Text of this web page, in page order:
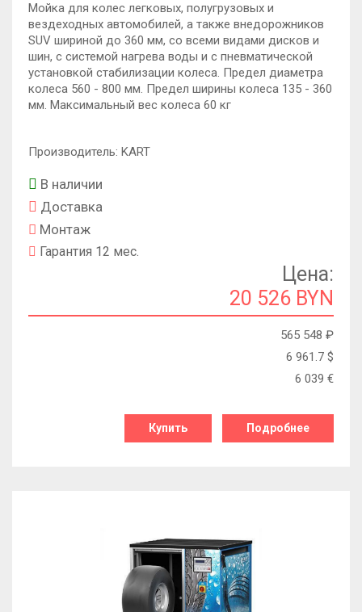
Мойка для колес легковых, полугрузовых и
вездеходных автомобилей, а также внедорожников
SUV шириной до 360 мм, со всеми видами дисков и
шин, с системой нагрева воды и с пневматической
установкой стабилизации колеса. Предел диаметра
колеса 560 - 800 мм. Предел ширины колеса 135 - 360
мм. Максимальный вес колеса 60 кг
Производитель: KART
В наличии
Доставка
Монтаж
Гарантия 12 мес.
Цена:
20 526 BYN
565 548 ₽
6 961.7 $
6 039 €
Купить Подробнее